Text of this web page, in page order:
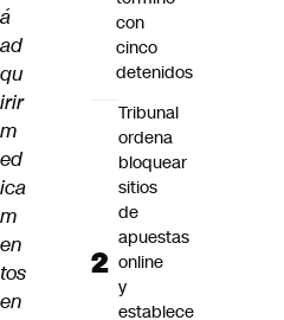
á
ad
qu
irir
m
ed
ica
m
en
tos
en
con
cinco
detenidos
Tribunal
ordena
bloquear
sitios
de
apuestas
online
y
establece